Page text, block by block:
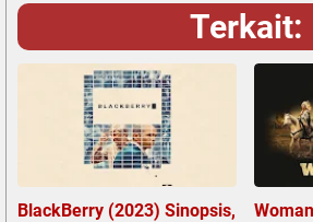
Terkait:
BlackBerry (2023) Sinopsis,